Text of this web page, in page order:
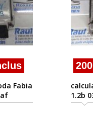
Fabia
1.2b